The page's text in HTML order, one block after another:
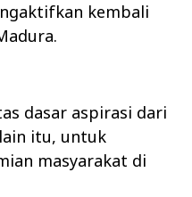
kembali
dasar aspirasi dari
itu, untuk
masyarakat di